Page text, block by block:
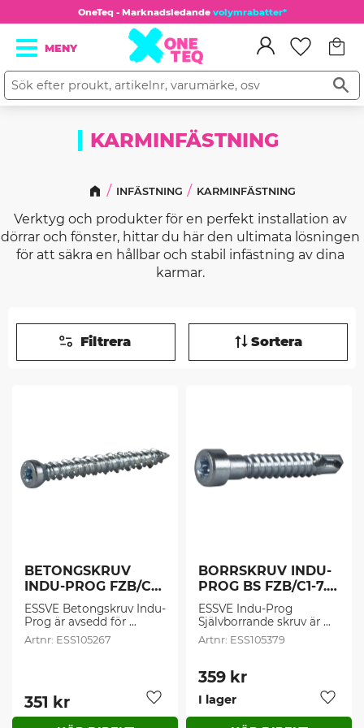
Meny
OneTeq - Marknadsledande volymrabatter*
KARMINFÄSTNING
INFÄSTNING KARMINFÄSTNING
Verktyg och produkter för en perfekt installation av
dörrar och fönster, hittar du här den ultimata lösningen
för att säkra en hållbar och stabil infästning av dina
Filtrera Sortera
BETONGSKRUV
INDU-PROG FZB/C1-
7,5 (100 st/frp)
ESSVE Betongskruv Indu-
Prog är avsedd för
montering av Indu-Prog
karmhylsa i betong,
i trä.
ESS105267
351 kr Lägg till i favoriter
BORRSKRUV INDU-
PROG BS FZB/C1-7.0
(100 st/frp)
ESSVE Indu-Prog
Självborrande skruv är
avsedd för montering av
Indu-Prog Karmhylsa
godstjocklek 5 mm.
ESS105379
359 kr
Lägg
I lager